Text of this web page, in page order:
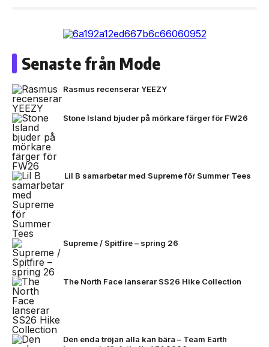
Senaste från Mode
Rasmus recenserar YEEZY
Stone Island bjuder på mörkare färger för FW26
Lil B samarbetar med Supreme för Summer Tees
Supreme / Spitfire – spring 26
The North Face lanserar SS26 Hike Collection
Den enda tröjan alla kan bära – Team Earth